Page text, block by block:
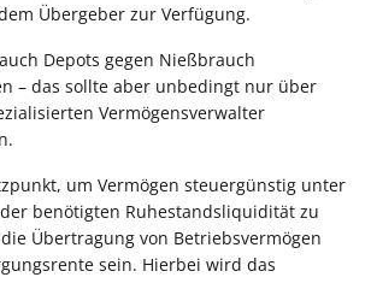
Übergeber zur Verfügung.
Depots gegen Nießbrauch
– das sollte aber unbedingt nur über
Vermögensverwalter
um Vermögen steuergünstig unter
benötigten Ruhestandsliquidität zu
Übertragung von Betriebsvermögen
sein. Hierbei wird das